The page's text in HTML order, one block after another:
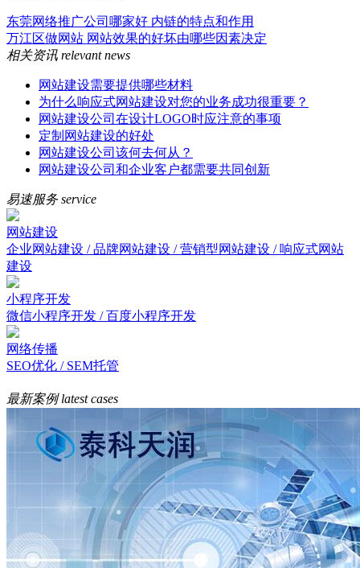
东莞网络推广公司哪家好 内链的特点和作用
万江区做网站 网站效果的好坏由哪些因素决定
相关资讯 relevant news
网站建设需要提供哪些材料
为什么响应式网站建设对您的业务成功很重要？
网站建设公司在设计LOGO时应注意的事项
定制网站建设的好处
网站建设公司该何去何从？
网站建设公司和企业客户都需要共同创新
易速服务service
网站建设
企业网站建设 / 品牌网站建设 / 营销型网站建设 / 响应式网站
建设
小程序开发
微信小程序开发 / 百度小程序开发
网络传播
SEO优化 / SEM托管
最新案例latest cases